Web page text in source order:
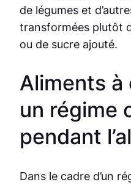
de légumes et
transformées plutôt
ou de sucre ajouté.
Aliments à
un régime
pendant
Dans le cadre d’un